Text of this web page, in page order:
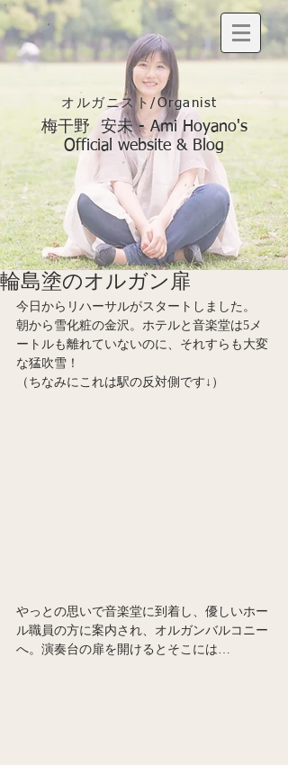
オルガニスト/Organist
梅干野 安未 - Ami Hoyano's
Official website & Blog
輪島塗のオルガン扉
今日からリハーサルがスタートしました。
朝から雪化粧の金沢。ホテルと音楽堂は5メ
ートルも離れていないのに、それすらも大変
な猛吹雪！
（ちなみにこれは駅の反対側です↓）
やっとの思いで音楽堂に到着し、優しいホー
ル職員の方に案内され、オルガンバルコニー
へ。演奏台の扉を開けるとそこには…